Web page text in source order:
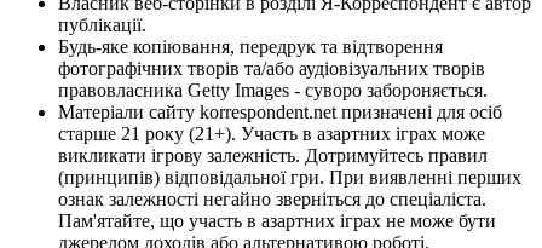
публікації.
Будь-яке копіювання, передрук та відтворення
фотографічних творів та/або аудіовізуальних творів
правовласника Getty Images - суворо забороняється.
Матеріали сайту korrespondent.net призначені для осіб
старше 21 року (21+). Участь в азартних іграх може
викликати ігрову залежність. Дотримуйтесь правил
(принципів) відповідальної гри. При виявленні перших
ознак залежності негайно зверніться до спеціаліста.
Пам'ятайте, що участь в азартних іграх не може бути
джерелом доходів або альтернативою роботі.